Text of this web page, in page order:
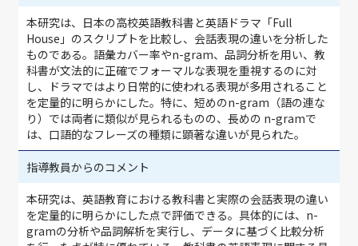
本研究は、日本の高校英語教科書と英語ドラマ「Full
House」のスクリプトを比較し、会話表現の違いを分析した
ものである。語彙カバー率やn-gram、品詞分析を用い、教
科書が文法的に正確でフォーマルな表現を重視するのに対
し、ドラマではより日常的に使われる表現が多用されること
を定量的に明らかにした。特に、短めのn-gram（語の連な
り）では両者に類似が見られるものの、長めの n-gramで
は、口語的なフレーズの種類に顕著な違いが見られた。
指導教員からのコメント
本研究は、英語教育における教科書と実際の会話表現の違い
を定量的に明らかにした点で評価できる。具体的には、n-
gramの分析や品詞解析を実行し、データに基づく比較分析